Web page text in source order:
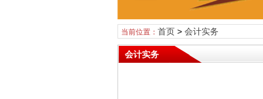
当前位置： 首页> 会计实务
会计实务